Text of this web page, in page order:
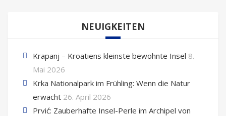
NEUIGKEITEN
Krapanj – Kroatiens kleinste bewohnte Insel 8.
Mai 2026
Krka Nationalpark im Frühling: Wenn die Natur
erwacht 26. April 2026
Prvić: Zauberhafte Insel-Perle im Archipel von